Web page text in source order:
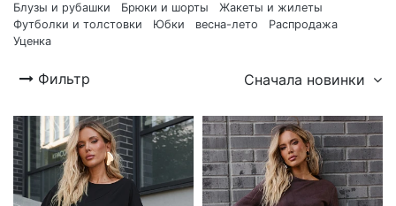
Блузы и рубашки
Брюки и шорты
Жакеты и жилеты
Футболки и толстовки
Юбки весна-лето
Распродажа
Уценка
Фильтр Сначала новинки